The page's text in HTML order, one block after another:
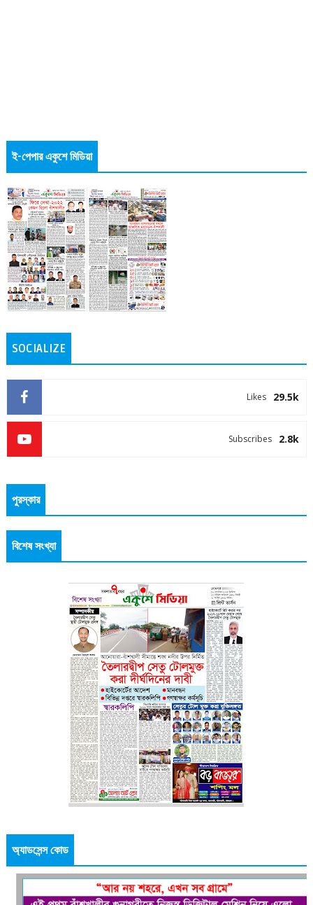
ই-পেপার একুশে মিডিয়া
SOCIALIZE
29.5k
Likes
2.8k
Subscribes
পুরস্কার
বিশেষ সংখ্যা
অ্যাডসেন্স কোড